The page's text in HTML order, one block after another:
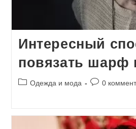
Интересный
повязать шарф
Рубрика
Одежда и мода
Комментарии
0